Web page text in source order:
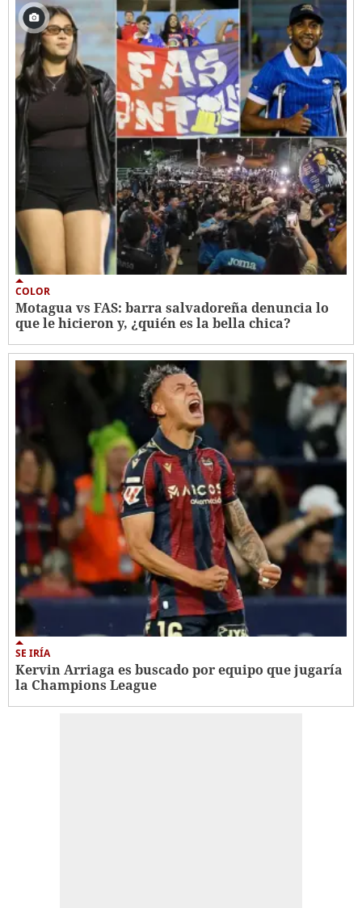
COLOR
Motagua vs FAS: barra salvadoreña denuncia lo
que le hicieron y, ¿quién es la bella chica?
SE IRÍA
Kervin Arriaga es buscado por equipo que jugaría
la Champions League